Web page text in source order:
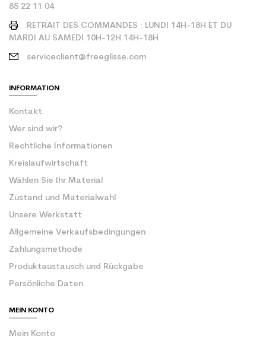
85 22 11 04
RETRAIT DES COMMANDES : LUNDI 14H-18H ET DU
MARDI AU SAMEDI 10H-12H 14H-18H
serviceclient@freeglisse.com
INFORMATION
Kontakt
Wer sind wir?
Rechtliche Informationen
Kreislaufwirtschaft
Wählen Sie Ihr Material
Zustand und Materialwahl
Unsere Werkstatt
Allgemeine Verkaufsbedingungen
Zahlungsmethode
Produktaustausch und Rückgabe
Persönliche Daten
MEIN KONTO
Mein Konto